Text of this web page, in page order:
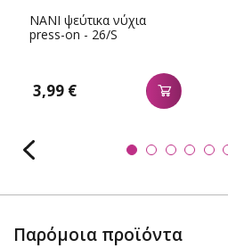
NANI ψεύτικα νύχια
press-on - 26/S
3,99 €
Παρόμοια προϊόντα